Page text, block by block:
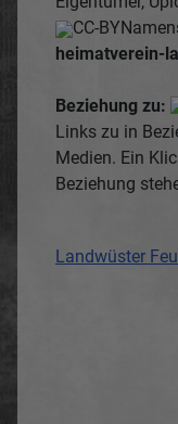
CC-BY
heimatverein-
Beziehung zu:
Links zu in
Medien. Ein
Beziehung
Landwüster